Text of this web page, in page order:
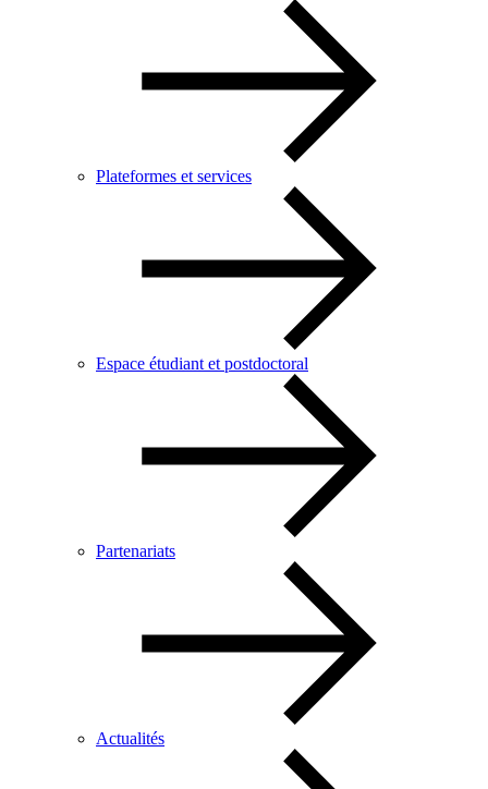
Plateformes et services
Espace étudiant et postdoctoral
Partenariats
Actualités